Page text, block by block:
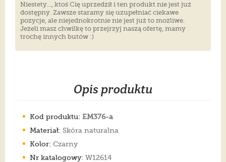
Niestety..., ktoś Cię uprzedził i ten produkt nie jest już
dostępny. Zawsze staramy się uzupełniać ciekawe
pozycje, ale niejednokrotnie nie jest już to możliwe.
Jeżeli masz chwilkę to przejrzyj naszą ofertę, mamy
trochę innych butów :)
Opis produktu
Kod produktu: EM376-a
Materiał: Skóra naturalna
Kolor: Czarny
Nr katalogowy: W12614